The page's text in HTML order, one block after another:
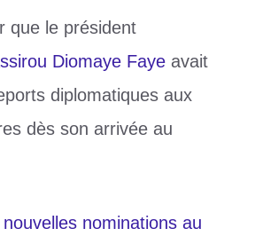
que le président
Diomaye Faye avait
diplomatiques aux
dès son arrivée au
nouvelles nominations au